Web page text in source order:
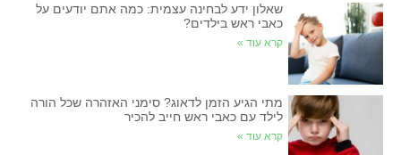
שאלון ידע לבחינה עצמית: כמה אתם יודעים על
כאבי ראש בילדים?
קרא עוד »
מתי הגיע הזמן לדאוג? סימני האזהרה שכל הורה
לילד עם כאבי ראש חייב להכיר
קרא עוד »